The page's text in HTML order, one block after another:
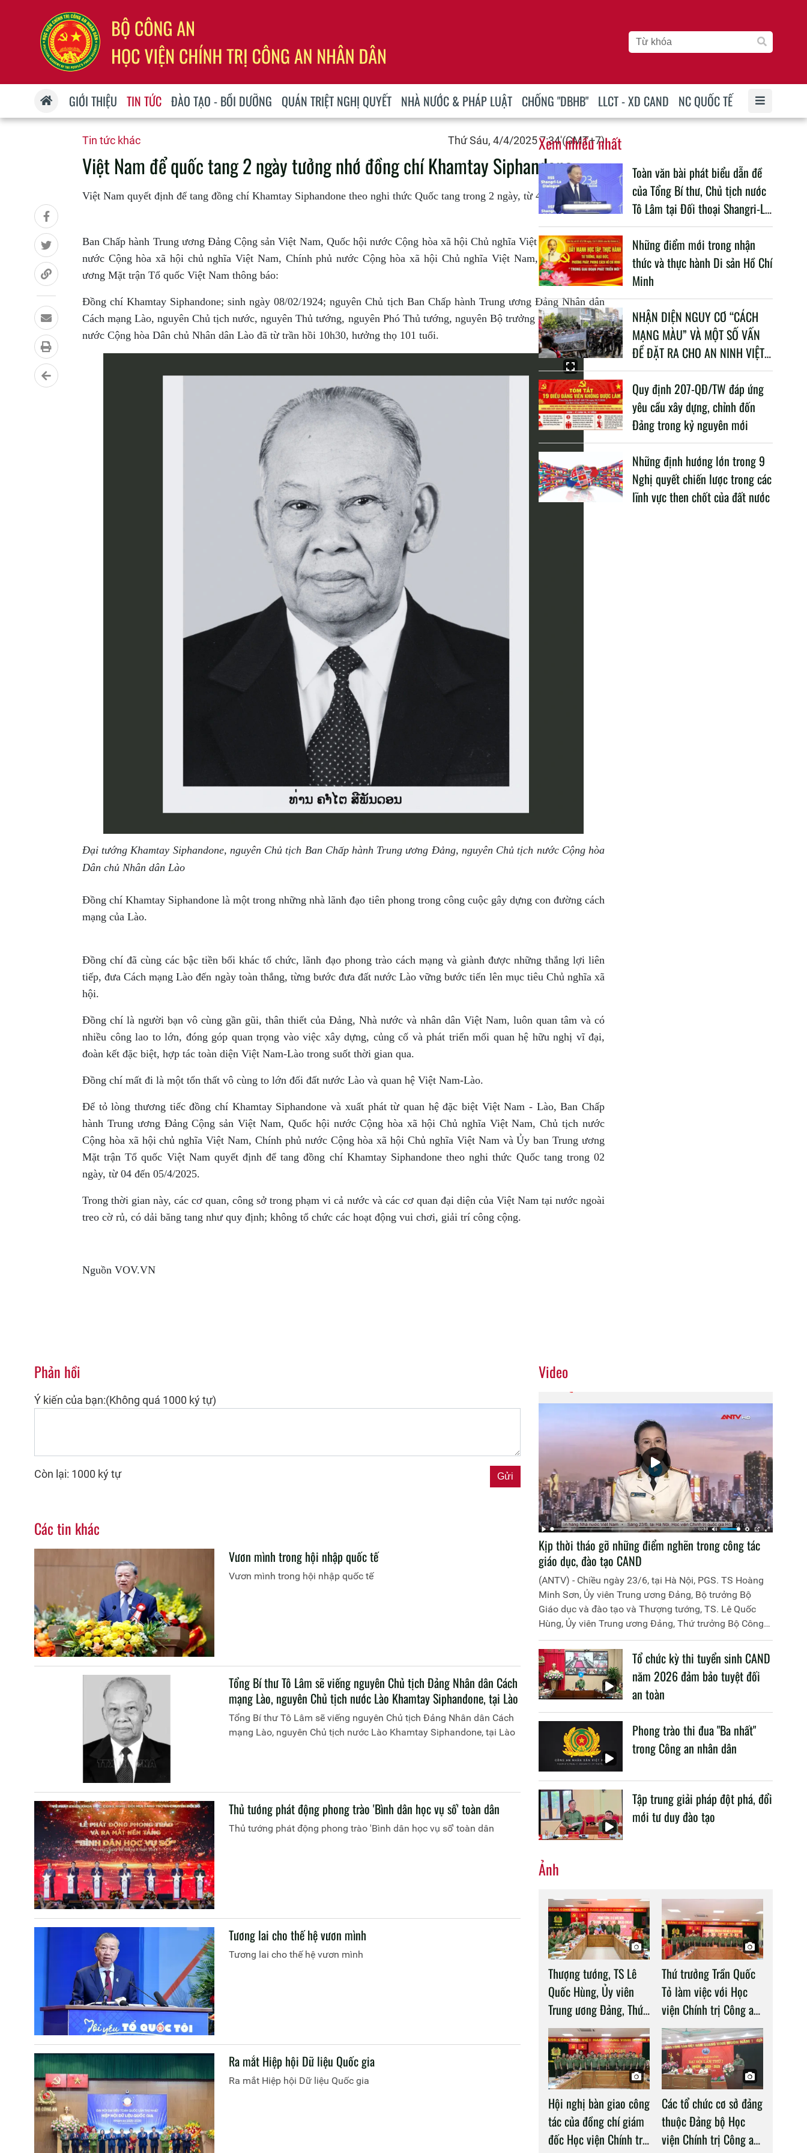
GIỚI THIỆU TIN TỨC ĐÀO TẠO - BỒI DƯỠNG QUÁN TRIỆT NGHỊ QUYẾT NHÀ NƯỚC & PHÁP LUẬT CHỐNG "DBHB" LLCT - XD CAND NC QUỐC TẾ
Tin tức khác Thứ Sáu, 4/4/2025 7:34'(GMT+7)
Việt Nam để quốc tang 2 ngày tưởng nhớ đồng chí Khamtay Siphandone
Việt Nam quyết định để tang đồng chí Khamtay Siphandone theo nghi thức Quốc tang trong 2 ngày, từ 4 đến 5/4/2025.
Ban Chấp hành Trung ương Đảng Cộng sản Việt Nam, Quốc hội nước Cộng hòa xã hội Chủ nghĩa Việt Nam, Chủ tịch
nước Cộng hòa xã hội chủ nghĩa Việt Nam, Chính phủ nước Cộng hòa xã hội Chủ nghĩa Việt Nam, Ủy ban Trung
ương Mặt trận Tổ quốc Việt Nam thông báo:
Đồng chí Khamtay Siphandone; sinh ngày 08/02/1924; nguyên Chủ tịch Ban Chấp hành Trung ương Đảng Nhân dân
Cách mạng Lào, nguyên Chủ tịch nước, nguyên Thủ tướng, nguyên Phó Thủ tướng, nguyên Bộ trưởng Bộ quốc phòng
nước Cộng hòa Dân chủ Nhân dân Lào đã từ trần hồi 10h30, hưởng thọ 101 tuổi.
Đại tướng Khamtay Siphandone, nguyên Chủ tịch Ban Chấp hành Trung ương Đảng, nguyên Chủ tịch nước Cộng hòa
Dân chủ Nhân dân Lào
Đồng chí Khamtay Siphandone là một trong những nhà lãnh đạo tiên phong trong công cuộc gây dựng con đường cách
mạng của Lào.
Đồng chí đã cùng các bậc tiền bối khác tổ chức, lãnh đạo phong trào cách mạng và giành được những thắng lợi liên
tiếp, đưa Cách mạng Lào đến ngày toàn thắng, từng bước đưa đất nước Lào vững bước tiến lên mục tiêu Chủ nghĩa xã
hội.
Đồng chí là người bạn vô cùng gần gũi, thân thiết của Đảng, Nhà nước và nhân dân Việt Nam, luôn quan tâm và có
nhiều công lao to lớn, đóng góp quan trọng vào việc xây dựng, củng cố và phát triển mối quan hệ hữu nghị vĩ đại,
đoàn kết đặc biệt, hợp tác toàn diện Việt Nam-Lào trong suốt thời gian qua.
Đồng chí mất đi là một tổn thất vô cùng to lớn đối đất nước Lào và quan hệ Việt Nam-Lào.
Để tỏ lòng thương tiếc đồng chí Khamtay Siphandone và xuất phát từ quan hệ đặc biệt Việt Nam - Lào, Ban Chấp
hành Trung ương Đảng Cộng sản Việt Nam, Quốc hội nước Cộng hòa xã hội Chủ nghĩa Việt Nam, Chủ tịch nước
Cộng hòa xã hội chủ nghĩa Việt Nam, Chính phủ nước Cộng hòa xã hội Chủ nghĩa Việt Nam và Ủy ban Trung ương
Mặt trận Tổ quốc Việt Nam quyết định để tang đồng chí Khamtay Siphandone theo nghi thức Quốc tang trong 02
ngày, từ 04 đến 05/4/2025.
Trong thời gian này, các cơ quan, công sở trong phạm vi cả nước và các cơ quan đại diện của Việt Nam tại nước ngoài
treo cờ rủ, có dải băng tang như quy định; không tổ chức các hoạt động vui chơi, giải trí công cộng.
Nguồn VOV.VN
Xem nhiều nhất
Toàn văn bài phát biểu dẫn đề
của Tổng Bí thư, Chủ tịch nước
Tô Lâm tại Đối thoại Shangri-La
lần thứ 23
Những điểm mới trong nhận
thức và thực hành Di sản Hồ Chí
Minh
NHẬN DIỆN NGUY CƠ “CÁCH
MẠNG MÀU” VÀ MỘT SỐ VẤN
ĐỀ ĐẶT RA CHO AN NINH VIỆT
NAM TRONG BỐI CẢNH HIỆN
NAY
Quy định 207-QĐ/TW đáp ứng
yêu cầu xây dựng, chỉnh đốn
Đảng trong kỷ nguyên mới
Những định hướng lớn trong 9
Nghị quyết chiến lược trong các
lĩnh vực then chốt của đất nước
Phản hồi
Ý kiến của bạn:(Không quá 1000 ký tự)
Còn lại: 1000 ký tự
Các tin khác
Vươn mình trong hội nhập quốc tế
Vươn mình trong hội nhập quốc tế
Tổng Bí thư Tô Lâm sẽ viếng nguyên Chủ tịch Đảng Nhân dân Cách
mạng Lào, nguyên Chủ tịch nước Lào Khamtay Siphandone, tại Lào
Tổng Bí thư Tô Lâm sẽ viếng nguyên Chủ tịch Đảng Nhân dân Cách
mạng Lào, nguyên Chủ tịch nước Lào Khamtay Siphandone, tại Lào
Thủ tướng phát động phong trào 'Bình dân học vụ số' toàn dân
Thủ tướng phát động phong trào 'Bình dân học vụ số' toàn dân
Tương lai cho thế hệ vươn mình
Tương lai cho thế hệ vươn mình
Ra mắt Hiệp hội Dữ liệu Quốc gia
Ra mắt Hiệp hội Dữ liệu Quốc gia
Video
Kịp thời tháo gỡ những điểm nghẽn trong công tác
giáo dục, đào tạo CAND
(ANTV) - Chiều ngày 23/6, tại Hà Nội, PGS. TS Hoàng
Minh Sơn, Ủy viên Trung ương Đảng, Bộ trưởng Bộ
Giáo dục và đào tạo và Thượng tướng, TS. Lê Quốc
Hùng, Ủy viên Trung ương Đảng, Thứ trưởng Bộ Công
an đã đồng chủ trì buổi làm việc với các đơn vị của 2
Bộ về một số nội dung liên quan đến công tác giáo dục
và đào tạo của lực lượng CAND.Tổ chức kỳ thi tuyển sinh CAND
năm 2026 đảm bảo tuyệt đối
an toàn
Phong trào thi đua "Ba nhất"
trong Công an nhân dân
Tập trung giải pháp đột phá, đổi
mới tư duy đào tạo
Ảnh
Thượng tướng, TS Lê
Quốc Hùng, Ủy viên
Trung ương Đảng, Thứ
trưởng Bộ Công an làm
việc với Học viện
Chính trị Công an nhân
dân
Thứ trưởng Trần Quốc
Tỏ làm việc với Học
viện Chính trị Công an
nhân dân
Hội nghị bàn giao công
tác của đồng chí giám
đốc Học viện Chính trị
Các tổ chức cơ sở đảng
thuộc Đảng bộ Học
viện Chính trị Công an